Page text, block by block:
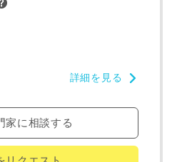
詳細を見る
家に相談する